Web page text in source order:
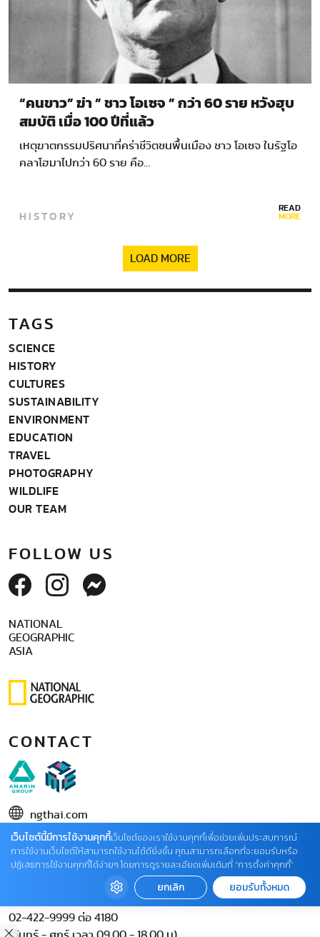
“คนขาว” ฆ่า ” ชาว โอเซจ ” กว่า 60 ราย หวังฮุบ
สมบัติ เมื่อ 100 ปีที่แล้ว
เหตุฆาตกรรมปริศนาที่คร่าชีวิตชนพื้นเมือง ชาว โอเซจ ในรัฐโอ
คลาโฮมาไปกว่า 60 ราย คือ…
HISTORY READ
MORE
LOAD MORE
TAGS
SCIENCE
HISTORY
CULTURES
SUSTAINABILITY
ENVIRONMENT
EDUCATION
TRAVEL
PHOTOGRAPHY
WILDLIFE
OUR TEAM
FOLLOW US
NATIONAL
GEOGRAPHIC
ASIA
CONTACT
ngthai.com
บริษัท เอเอ็มอี อิมเมจิเนทีฟ จำกัด
ในเครือ บริษัท อมรินทร์ คอร์เปอเรชั่นส์ จำกัด (มหาชน)
ติดต่อแจ้งปัญหาหรือร้องเรียน
02-422-9999 ต่อ 4180
(จันทร์ - ศุกร์ เวลา 09.00 - 18.00 น)
เว็บไซต์นี้มีการใช้งานคุกกี้เว็บไซต์ของเราใช้งานคุกกี้เพื่อช่วยเพิ่มประสบการณ์
การใช้งานเว็บไซต์ให้สามารถใช้งานได้ดียิ่งขึ้น คุณสามารถเลือกที่จะยอมรับหรือ
ปฏิเสธการใช้งานคุกกี้ได้ง่ายๆ โดยการดูรายละเอียดเพิ่มเติมที่ “การตั้งค่าคุกกี้”
ยกเลิก ยอมรับทั้งหมด